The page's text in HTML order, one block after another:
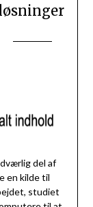
del af
en kilde til
studiet